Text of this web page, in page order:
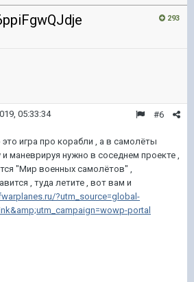
293
#6
05:33:34
игра про корабли , а в самолёты
маневрируя нужно в соседнем проекте ,
"Мир военных самолётов" ,
, туда летите , вот вам и
?utm_source=global-
portal